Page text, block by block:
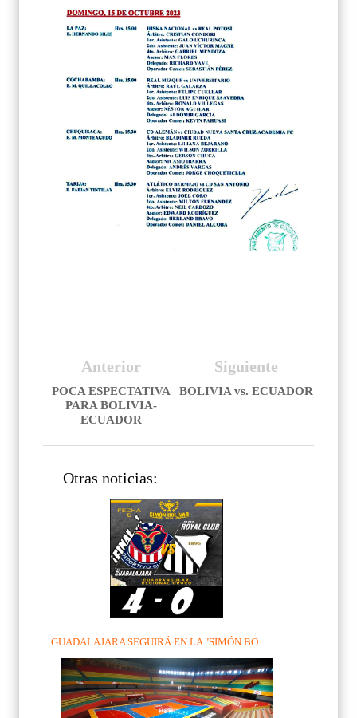
Siguiente
BOLIVIA vs. ECUADOR
Anterior
POCA ESPECTATIVA
PARA BOLIVIA-
ECUADOR
Otras noticias:
GUADALAJARA SEGUIRÁ EN LA "SIMÓN BO...